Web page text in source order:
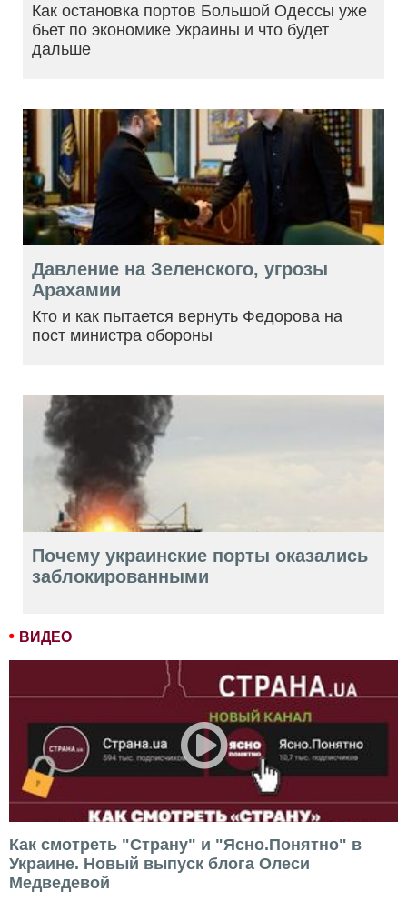
ВИДЕО
Как смотреть "Страну" и "Ясно.Понятно" в
Украине. Новый выпуск блога Олеси
Медведевой
Как остановка портов Большой Одессы уже
бьет по экономике Украины и что будет
дальше
Давление на Зеленского, угрозы
Арахамии
Кто и как пытается вернуть Федорова на
пост министра обороны
Почему украинские порты оказались
заблокированными